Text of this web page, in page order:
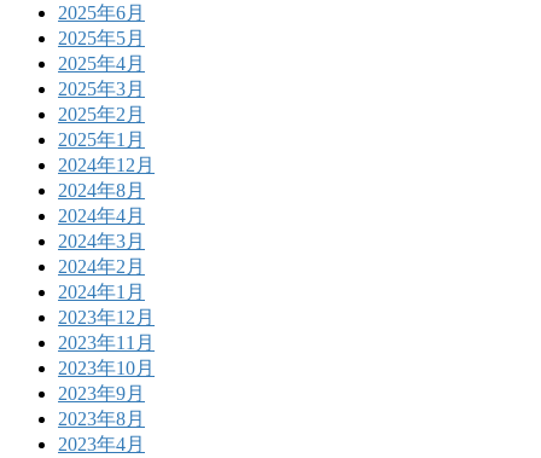
2025年6月
2025年5月
2025年4月
2025年3月
2025年2月
2025年1月
2024年12月
2024年8月
2024年4月
2024年3月
2024年2月
2024年1月
2023年12月
2023年11月
2023年10月
2023年9月
2023年8月
2023年4月